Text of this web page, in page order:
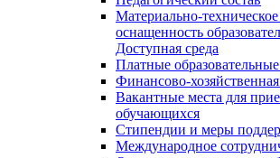
Материально-
оснащенность
Доступная среда
Платные
Финансово-хозяйственная
Вакантные места для
обучающихся
Стипендии и меры
Международное